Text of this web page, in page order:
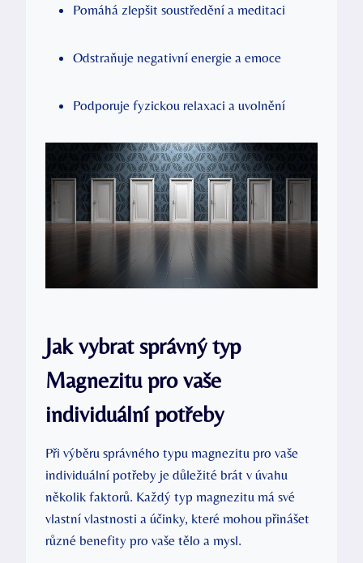
Pomáhá zlepšit soustředění a meditaci
Odstraňuje negativní energie a emoce
Podporuje fyzickou relaxaci a uvolnění
Jak vybrat správný typ
Magnezitu pro vaše
individuální potřeby
Při výběru správného typu magnezitu pro vaše
individuální potřeby je důležité brát v úvahu
několik faktorů. Každý typ magnezitu má své
vlastní vlastnosti a účinky, které mohou přinášet
různé benefity pro vaše tělo a mysl.